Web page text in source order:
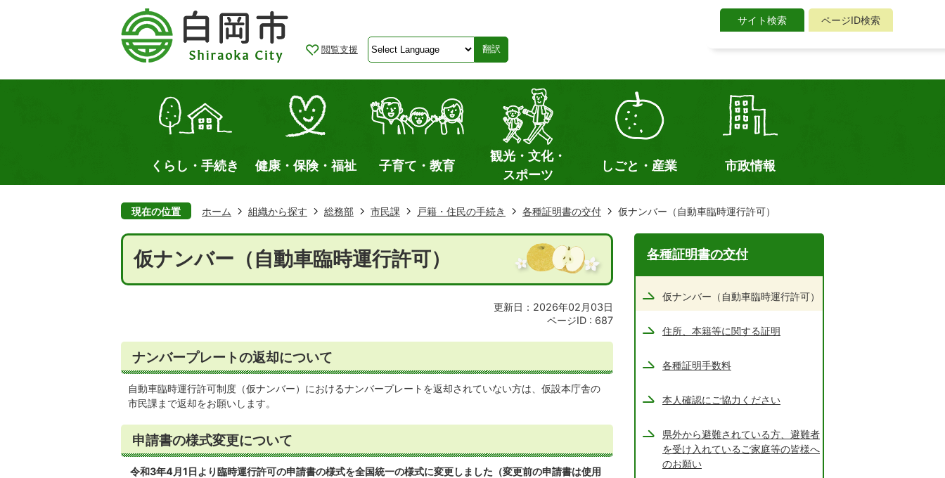
閲覧支援 翻訳
サイト検索
ページID検索
イ
検
くらし・手続き 健康・保険・福祉 子育て・教育
観光・文化・
スポーツ
しごと・産業 市政情報
現在の位置 ホーム 組織から探す 総務部 市民課 戸籍・住民の手続き 各種証明書の交付 仮ナンバー（自動車臨時運行許可）
仮ナンバー（自動車臨時運行許可）
更新日：2026年02月03日
ページID : 687
ナンバープレートの返却について
自動車臨時運行許可制度（仮ナンバー）におけるナンバープレートを返却されていない方は、仮設本庁舎の
市民課まで返却をお願いします。
申請書の様式変更について
令和3年4月1日より臨時運行許可の申請書の様式を全国統一の様式に変更しました（変更前の申請書は使用
各種証明書の交付
仮ナンバー（自動車臨時運行許可）
住所、本籍等に関する証明
各種証明手数料
本人確認にご協力ください
県外から避難されている方、避難者
を受け入れているご家庭等の皆様へ
のお願い